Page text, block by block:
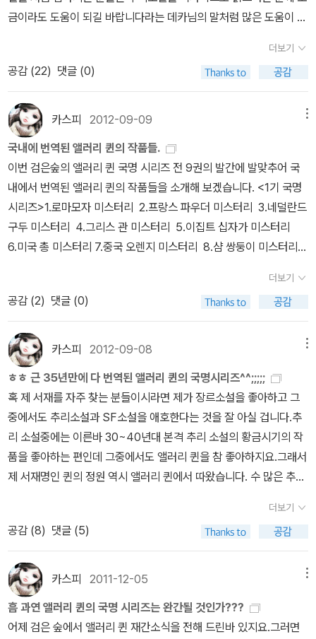
가 지겠지만, 같이 느껴진다면 퀸의 경우에는 한번 봐봐, 힌트는 다 주
이랄까.엘러리는 갑자기 몸을 일으키고 무릎을 탁 쳤다.'아버지, 아주
멋진 걸 생각해 냈습니다!''얘야!'노경감도 조금 전의 기분좋은 얼굴은
간 곳이 없이 퉁명스러운 목소리를 냈다.'나도 방금 생각이 나는구나!
네가 그 턱없는 대륙 횡단의 술래잡기를 하는 바람에 비행기니 뭐니
를 마구 타고 돌아다녔으니, 아마 집의 저금 통장의 반은 썼을 게다.
계산은 나한테 돌릴 작정이냐?'엘러리는 낄낄 웃었다.'이 문제도 한
번 논리를 적용해 보죠. 가능한 방법이 세 가지 있습니다. 그 하나는,
제가 쓴 경비를 낫소 군에다 청구하는 일입니다.'이렇게 말하고 그는
아이샴 지방 검사의 얼굴을 보았다. 검사는 깜짝 놀라 뭔가 말을 하려
다가 말고 침착성을 잃은 다부진 얼굴에 얼빠진 웃음을 띠며 의자에
기댔다.'아니, 그건 도저히 실현이 어려울 것 같군요. 그렇다면 두 번
게 되지……. 제가 방금 아주 멋진 걸 생각해 냈다고 했지요?'본 경감
없고 스스로 손해를 감수하지도 않겠다면 도대체 무슨 수로…….''경감
님.' 엘러리는 천천히 말했다. '내가 이 사건을 재료로 해서 소설을 쓰
지요. 그리고 그 표제는 저의 유식함을 과시해서 <<이집트 십자가의
비밀>>이라고 붙이지요. 그렇게 하면 독자들이 비용을 부담해 줄 테
니까요.' 이 부분은 작가의 귀여운 변명이라고 할까. 사실 읽다보면 이
집트랑은 1도 관련없는데 나라이름으로 시작하는 시리즈를 만들려다
보니 다소 억지스럽기는 하지만... 반 다인의 6글자 살인사건 시리즈
에 분명히 영향을 받았다에 한 표.다음은 옮긴이의 작가 소개이다.현
대의 미스터리소설은 미국의 천재 작가 에드거 앨런 포에서 시작된
다. 그의 <<모르그 거리 살인 사건>>이 미스터리소설의 가장 오랜
발생지인 미국보다 영국이나 프랑스에 이식되어 그곳에서 먼저 본격
적인 꽃을 피우고 붐을 일으켰다. 코난 도일의 셜록 홈즈나 르블랑의
뤼뺑이 독자에게 불러일으킨 반향은 대단한 것이었다. 이에 자극을
받아 미국에서도 포의 뒤를 이으려는 작가들이 나타났다. 첫째로 등
금이라도 도움이 되길 바랍니다라는 데카님의 말처럼 많은 도움이 되
르가거리의 살인,마리로제 수수꼐끼,잃어버린 편지 3편을 말하는데
이 책에는 포의 단편 대다수가 있기에 다른 책들도 많지만 우선 읽어
보심 좋을것 같네요. 2 1859 흰 옷을 입은 여인 월장석을 쓴 윌키
콜린즈의 작품입니다.보통은 월장석을 많이 추천하는데 데카님은 흰
옷입은 여인을 추천하셨네요.이 책은 월장석보단 인지도가 떨어지지
만 읽으셔도 좋을 책이죠.그나저나 다행히 국내에서 2개 출판서에서
간행되었네요. 3 1887 주홍색 연구 셜록홈즈의 첫 장편이죠.워낙
많은 출판사에서 나온 책이고 많은 분들이 읽으셨을테지만 개인적으
론 주석달란 셜록홈즈 시리즈가 제일 좋은것 같더군요. 4 1911 브라
운 신부의 동심 셜록홈즈 연재당시 라이벌이라고 일커려 졌든 브라
운 신부죠.개인적으론 절판된 북하우스의 5권짜리 브라운 신부 시리
즈를 구하실수 있으면 한번 읽어보시길 권해 드립니다. 5 1926 애크
로이드 살인 사건 추리소설사에서 공정성 논란을 일으킨 애크로이
리즈를 모우시는 분이라면 황가나 해문판중 자신의 입맛에 맞는 책을
고르시면 되지만 그냥 이 책만 읽어보겠다는 분은 해문 문고판을 추
천해 드립니다. 6 1928 음울한 짐승 일본 추리소설의 시조이자 변격
소설의 시조인 에도가와 란포의 대표작.일본 특유의 변격소설이 무엇
인가를 보여주는 작품입니다. 7 1928 그린 살인 사건 반다인의 대표
작 그린 살안사건입니다.여러 출판사에서 나온것으로 기억하는데 현
재는 동서판밖에 없네요.1930~40년대 본격 추리소설 황금기를 대
표하는 작품으로 필히 읽어보셔야 될 책이죠. 8 1929 독초콜릿 살인
시각이 들어난 책입니다.역시 읽어볼만한 책이죠. 9 1929 붉은 수확
하드보일드의 창시자 대쉴 해밋의 붉은 수확이네요.무명의 탐정 콘
티넨탈 욥이 나오는 이 책은 이른바 추리기계가 아닌 살아있는 인간
이 나오는 작품입니다.대쉴 해밋을 좀더 읽으시겠다면 황가판 대실
해밋시리즈 5권을 추천해 드립니다. 10 1930 맹독 귀족탐정 웸지경
시리즈입니다.도로시 세이어즈의 페르소나 탐정인데 시공사에서 3권
이 나왔으니 모두 읽으시면 좋겠네요(단 절판될수도 있어요ㅜ.ㅜ) 11
더보기
공감 (22) 댓글 (0)
카스피 2012-09-09
국내에 번역된 앨러리 퀸의 작품들.
이번 검은숲의 앨러리 퀸 국명 시리즈 전 9권의 발간에 발맞추어 국
내에서 번역된 앨러리 퀸의 작품들을 소개해 보겠습니다. <1기 국명
시리즈>
1.로마모자 미스터리 2.프랑스 파우더 미스터리 3.네덜란드
구두 미스터리 4.그리스 관 미스터리 5.이집트 십자가 미스터리
6.미국 총 미스터리 7.중국 오렌지 미스터리 8.샴 쌍둥이 미스터리
<앨러
리 퀸 기타작품>14.중간지대(1기와 2기 사이 작품)15.트럼프 살인
사건(2기-할리우드 활동기)16.신의 등불(2기-중편)17.악의 기원(3
기)18.킹은 죽었다(3기)19.꼬리 아홉 고양이(3기)
83사건-아동 축약본 원제는 There Was an Old Woman
리 퀸의 모험<단편집>
22.앨러리 퀸의 새로운 모험<단편집>
르루 레인 비극 시리즈-이 시리즈는 버나비 로스라는 필명으로 발표
>23.X의 비극 24.Y의 비극 25.Z의 비극 26.최후의 비극
앨러리
퀸의 작품은 그간 국내에 총 26개 작품이 소개되었는데 현재 서점에
서 읽을수 있는 작품은 그중 19개나 되는군요^^ㅎㅎ 앨러리 퀸의 절
판된 작품들과 새로운 작품들이 어서 번역되었으면 합니다용^^by c
더보기
공감 (2) 댓글 (0)
카스피 2012-09-08
ㅎㅎ 근 35년만에 다 번역된 앨러리 퀸의 국명시리즈^^;;;;;
혹 제 서재를 자주 찾는 분들이시라면 제가 장르소설을 좋아하고 그
중에서도 추리소설과 SF소설을 애호한다는 것을 잘 아실 겁니다.추
리 소설중에는 이른바 30~40년대 본격 추리 소설의 황금시기의 작
품을 좋아하는 편인데 그중에서도 앨러리 퀸을 참 좋아하지요.그래서
제 서재명인 퀸의 정원 역시 앨러리 퀸에서 따왔습니다. 수 많은 추리
이라면 애거서 크리스티를 1순위로 꼽는편인데 반해서 미스터리의
왕이라고 한다면 과연 누굴까 그 의견이 분분하지만 일각에선 앨러리
퀸을 미스터리의 킹으로 뽑기도 합니다.애거서 크리스티의 전 작품이
특이하게도 국내에서 전부 번역된데 비해서 추리 소설 작가의 전 작
품이 번역된 것은 코난 도일의 셜록 홈즈,모리스 르불랑의 아르센 뤼
팽,체스터던의 브라운 신부등 몇 개 안되는 것 같습니다.추리 소설사
의 한 획을 그은 앨러리 퀸이나 S.S 밴다인등 무수히 많은 작가들이
더보기
공감 (8) 댓글 (5)
카스피 2011-12-05
흠 과연 앨러리 퀸의 국명 시리즈는 완간될 것인가???
어제 검은 숲에서 앨러리 퀸 재간소식을 전해 드린바 있지요.그러면